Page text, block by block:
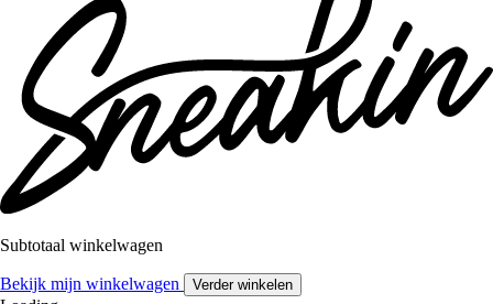
Subtotaal winkelwagen
Bekijk mijn winkelwagen Verder winkelen